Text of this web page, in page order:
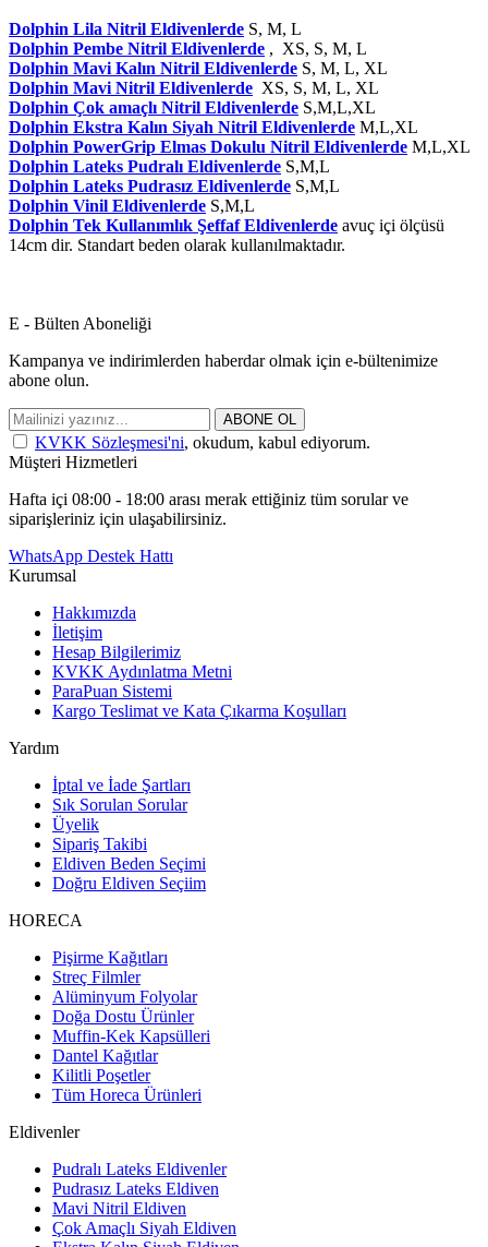
Dolphin Lila Nitril Eldivenlerde S, M, L
Dolphin Pembe Nitril Eldivenlerde , XS, S, M, L
Dolphin Mavi Kalın Nitril Eldivenlerde S, M, L, XL
Dolphin Mavi Nitril Eldivenlerde XS, S, M, L, XL
Dolphin Çok amaçlı Nitril Eldivenlerde S,M,L,XL
Dolphin Ekstra Kalın Siyah Nitril Eldivenlerde M,L,XL
Dolphin PowerGrip Elmas Dokulu Nitril Eldivenlerde M,L,XL
Dolphin Lateks Pudralı Eldivenlerde S,M,L
Dolphin Lateks Pudrasız Eldivenlerde S,M,L
Dolphin Vinil Eldivenlerde S,M,L
Dolphin Tek Kullanımlık Şeffaf Eldivenlerde avuç içi ölçüsü
14cm dir. Standart beden olarak kullanılmaktadır.
E - Bülten Aboneliği
Kampanya ve indirimlerden haberdar olmak için e-bültenimize
abone olun.
ABONE OL
KVKK Sözleşmesi'ni, okudum, kabul ediyorum.
Müşteri Hizmetleri
Hafta içi 08:00 - 18:00 arası merak ettiğiniz tüm sorular ve
siparişleriniz için ulaşabilirsiniz.
WhatsApp Destek Hattı
Kurumsal
Hakkımızda
İletişim
Hesap Bilgilerimiz
KVKK Aydınlatma Metni
ParaPuan Sistemi
Kargo Teslimat ve Kata Çıkarma Koşulları
Yardım
İptal ve İade Şartları
Sık Sorulan Sorular
Üyelik
Sipariş Takibi
Eldiven Beden Seçimi
Doğru Eldiven Seçiim
HORECA
Pişirme Kağıtları
Streç Filmler
Alüminyum Folyolar
Doğa Dostu Ürünler
Muffin-Kek Kapsülleri
Dantel Kağıtlar
Kilitli Poşetler
Tüm Horeca Ürünleri
Eldivenler
Pudralı Lateks Eldivenler
Pudrasız Lateks Eldiven
Mavi Nitril Eldiven
Çok Amaçlı Siyah Eldiven